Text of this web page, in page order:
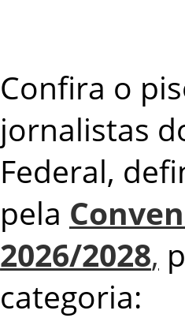
Confira o
jornalistas
Federal,
pela
2026/2028,
categoria: